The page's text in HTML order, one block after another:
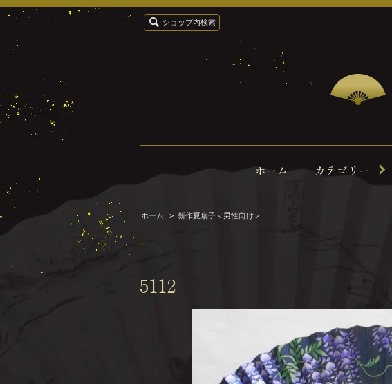
ショップ内検索
ホーム カテゴリー
ホーム > 新作夏扇子＜男性向け＞
5112